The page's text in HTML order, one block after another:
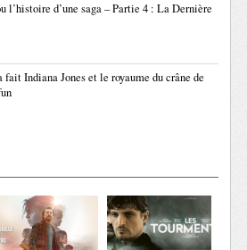
l’histoire d’une saga – Partie 4 : La Dernière
fait Indiana Jones et le royaume du crâne de